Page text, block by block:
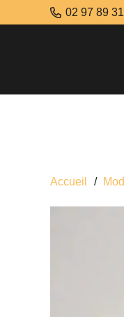
02 97 89
Accueil /